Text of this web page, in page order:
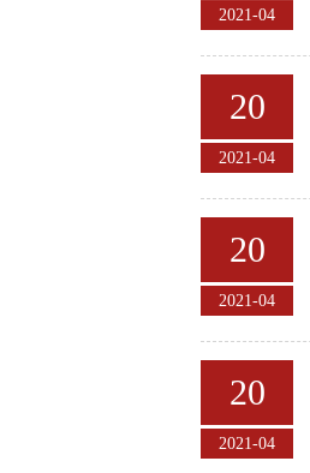
2021-04
20
2021-04
20
2021-04
20
2021-04